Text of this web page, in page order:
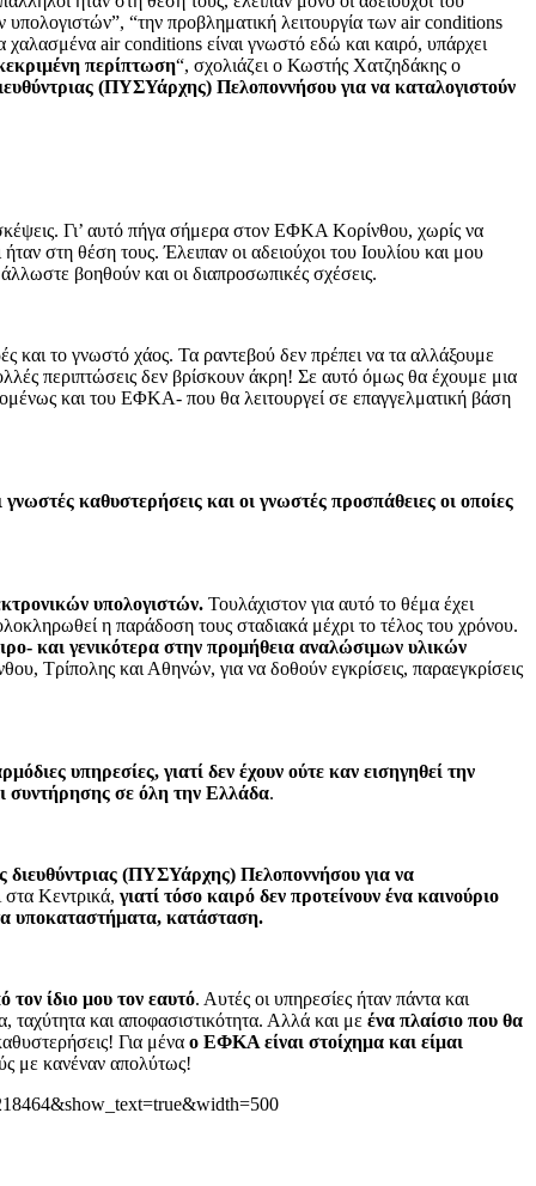
“την προβληματική λειτουργία των air conditions
air conditions είναι γνωστό εδώ και καιρό, υπάρχει
περίπτωση“, σχολιάζει ο Κωστής Χατζηδάκης ο
(ΠΥΣΥάρχης) Πελοποννήσου για να καταλογιστούν
Γι’ αυτό πήγα σήμερα στον ΕΦΚΑ Κορίνθου, χωρίς να
στη θέση τους. Έλειπαν οι αδειούχοι του Ιουλίου και μου
βοηθούν και οι διαπροσωπικές σχέσεις.
το γνωστό χάος. Τα ραντεβού δεν πρέπει να τα αλλάξουμε
περιπτώσεις δεν βρίσκουν άκρη! Σε αυτό όμως θα έχουμε μια
και του ΕΦΚΑ- που θα λειτουργεί σε επαγγελματική βάση
γνωστές καθυστερήσεις και οι γνωστές προσπάθειες οι οποίες
υπολογιστών. Τουλάχιστον για αυτό το θέμα έχει
η παράδοση τους σταδιακά μέχρι το τέλος του χρόνου.
και γενικότερα στην προμήθεια αναλώσιμων υλικών
Τρίπολης και Αθηνών, για να δοθούν εγκρίσεις, παραεγκρίσεις
υπηρεσίες, γιατί δεν έχουν ούτε καν εισηγηθεί την
συντήρησης σε όλη την Ελλάδα.
διευθύντριας (ΠΥΣΥάρχης) Πελοποννήσου για να
Κεντρικά, γιατί τόσο καιρό δεν προτείνουν ένα καινούριο
υποκαταστήματα, κατάσταση.
ίδιο μου τον εαυτό. Αυτές οι υπηρεσίες ήταν πάντα και
και αποφασιστικότητα. Αλλά και με ένα πλαίσιο που θα
Για μένα ο ΕΦΚΑ είναι στοίχημα και είμαι
με κανέναν απολύτως!